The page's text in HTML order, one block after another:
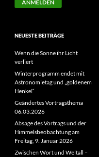
NEUESTE BEITRÄGE
Wenn die Sonne ihr Licht
verliert
Winterprogramm endet mit
Astronomietag und „goldenem
Henkel“
Geändertes Vortragsthema
06.03.2026
Absage des Vortrags und der
Himmelsbeobachtung am
Freitag, 9. Januar 2026
Zwischen Wort und Weltall –